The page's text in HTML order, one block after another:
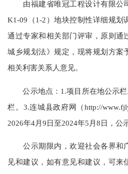
由福建省唯冠工程设计有限公
K1-09（1-2）地块控制性详细规划
通过专家和相关部门评审，原则通
城乡规划法》规定，现将规划方案
相关利害关系人意见。
公示地点：1.项目所在地公示栏
栏。3.连城县政府网（http://
2026年4月9日至2024年5月8日，公
公示期限内，欢迎社会各界和
见和建议，如有意见和建议，可来